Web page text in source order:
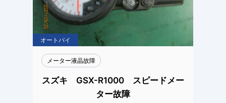
オートバイ
メーター液晶故障
スズキ GSX-R1000 スピードメー
ター故障